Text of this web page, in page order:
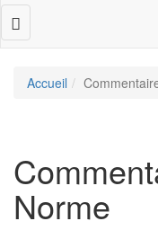
Toggle
navigation
Accueil
Norme